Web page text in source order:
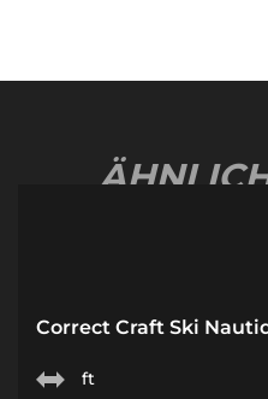
Correct Craft Ski
ft